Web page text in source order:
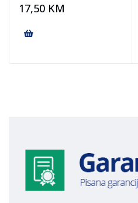
17,50 KM